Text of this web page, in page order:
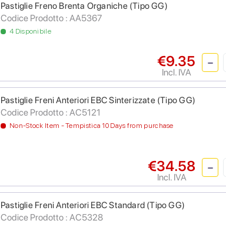
Pastiglie Freno Brenta Organiche (Tipo GG)
Codice Prodotto : AA5367
4 Disponibile
€9.35
Incl. IVA
Pastiglie Freni Anteriori EBC Sinterizzate (Tipo GG)
Codice Prodotto : AC5121
Non-Stock Item - Tempistica 10 Days from purchase
€34.58
Incl. IVA
Pastiglie Freni Anteriori EBC Standard (Tipo GG)
Codice Prodotto : AC5328